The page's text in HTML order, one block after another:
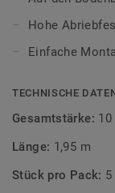
Hohe
Einfache
TECHNISCHE
Gesamtstärke: 10
Länge: 1,95 m
Stück pro Pack: 5